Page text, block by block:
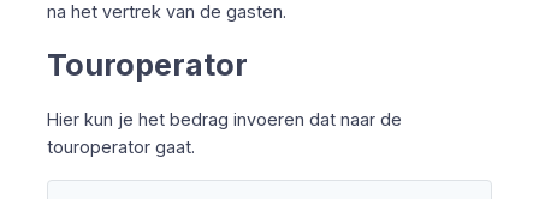
na het vertrek van de gasten.
Touroperator
Hier kun je het bedrag invoeren dat naar de
touroperator gaat.